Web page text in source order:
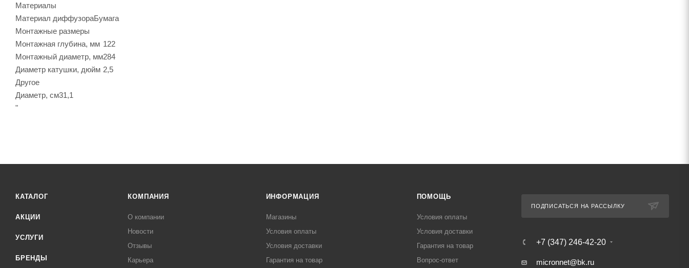
Материалы
Материал диффузораБумага
Монтажные размеры
Монтажная глубина, мм 122
Монтажный диаметр, мм284
Диаметр катушки, дюйм 2,5
Другое
Диаметр, см31,1
"
КАТАЛОГ
АКЦИИ
УСЛУГИ
БРЕНДЫ
КОМПАНИЯ
О компании
Новости
Отзывы
Карьера
ИНФОРМАЦИЯ
Магазины
Условия оплаты
Условия доставки
Гарантия на товар
ПОМОЩЬ
Условия оплаты
Условия доставки
Гарантия на товар
Вопрос-ответ
ПОДПИСАТЬСЯ НА РАССЫЛКУ
+7 (347) 246-42-20
micronnet@bk.ru